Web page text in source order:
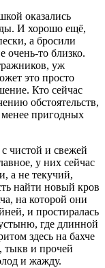
оказались
И хорошо ещё,
а бросили
очень-то близко.
уж
это просто
Кто сейчас
обстоятельств,
пригодных
чистой и свежей
у них сейчас
а не текучий,
найти новый кров
на которой они
и простиралась
где длинной
здесь на бахче
тыкв и прочей
и жажду.